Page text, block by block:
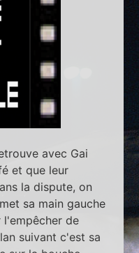
avec Gai
et que leur
la dispute, on
sa main gauche
l'empêcher de
suivant c'est sa